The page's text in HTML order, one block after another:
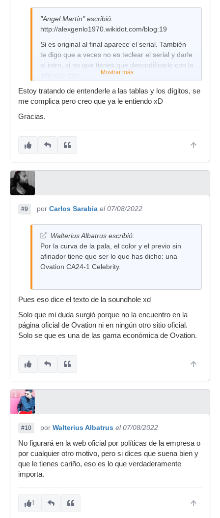
"Angel Martín" escribió:
http://alexgenlo1970.wikidot.com/blog:19
Si es original al final aparece el serial. También
te digo que a veces no es teclear el serial y darle
al intro, si no que tienes que descodificarlo con la
Mostrar más
Estoy tratando de entenderle a las tablas y los dígitos, se
me complica pero creo que ya le entiendo xD
Gracias.
#9 por Carlos Sarabia el 07/08/2022
Walterius Albatrus escribió:
Por la curva de la pala, el color y el previo sin
afinador tiene que ser lo que has dicho: una
Ovation CA24-1 Celebrity.
Pues eso dice el texto de la soundhole xd
Solo que mi duda surgió porque no la encuentro en la
página oficial de Ovation ni en ningún otro sitio oficial.
Solo se que es una de las gama económica de Ovation.
#10 por Walterius Albatrus el 07/08/2022
No figurará en la web oficial por políticas de la empresa o
por cualquier otro motivo, pero si dices que suena bien y
que le tienes cariño, eso es lo que verdaderamente
importa.
1